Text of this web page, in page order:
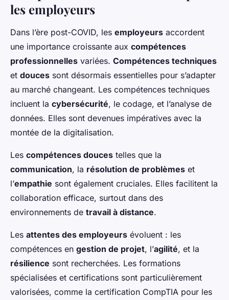
les employeurs
Dans l’ère post-COVID, les employeurs accordent
une importance croissante aux compétences
professionnelles variées. Compétences techniques
et douces sont désormais essentielles pour s’adapter
au marché changeant. Les compétences techniques
incluent la cybersécurité, le codage, et l’analyse de
données. Elles sont devenues impératives avec la
montée de la digitalisation.
Les compétences douces telles que la
communication, la résolution de problèmes et
l’empathie sont également cruciales. Elles facilitent la
collaboration efficace, surtout dans des
environnements de travail à distance.
Les attentes des employeurs évoluent : les
compétences en gestion de projet, l’agilité, et la
résilience sont recherchées. Les formations
spécialisées et certifications sont particulièrement
valorisées, comme la certification CompTIA pour les